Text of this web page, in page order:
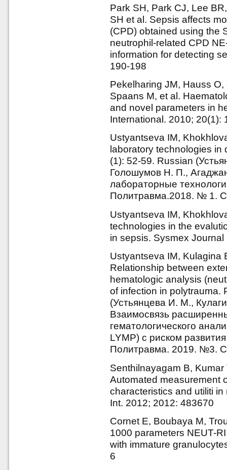
Park SH, Park CJ, Lee
SH et al. Sepsis affects
(CPD) obtained using the
neutrophil-related CPD
information for detecting
190-198
Pekelharing JM, Hauss
Spaans M, et al.
and novel parameters in
International. 2010; 20(1):
Ustyantseva IM,
laboratory technologies
(1): 52-59. Russian
Голошумов Н. П.,
лабораторные
Политравма.2018. № 1.
Ustyantseva IM,
technologies in the
in sepsis. Sysmex
Ustyantseva IM, Kulagina
Relationship between
hematologic analysis
of infection in polytrauma.
(Устьянцева И. М.,
Взаимосвязь
гематологического
LYMP) с риском
Политравма. 2019. №3.
Senthilnayagam B,
Automated measurement
characteristics and utiliti
Int. 2012; 2012: 483670
Cornet E, Boubaya M,
1000 parameters NEUT-
with immature
6